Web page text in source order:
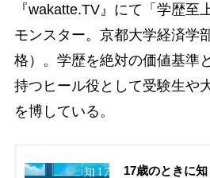
『wakatte.TV』にて「学歴至
モンスター。京都大学経済学
格）。学歴を絶対の価値基準
持つヒール役として受験生や
を博している。
17歳のときに